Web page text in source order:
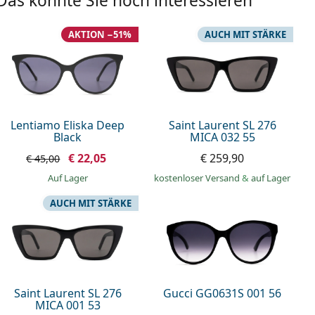
Lentiamo Eliska Deep
Black
AKTION −51%
€ 45,00 € 22,05
auf Lager
Saint Laurent SL 276
MICA 032 55
AUCH MIT STÄRKE
€ 259,90
kostenloser Versand& auf Lager
Saint Laurent SL 276
MICA 001 53
AUCH MIT STÄRKE
Gucci GG0631S 001 56